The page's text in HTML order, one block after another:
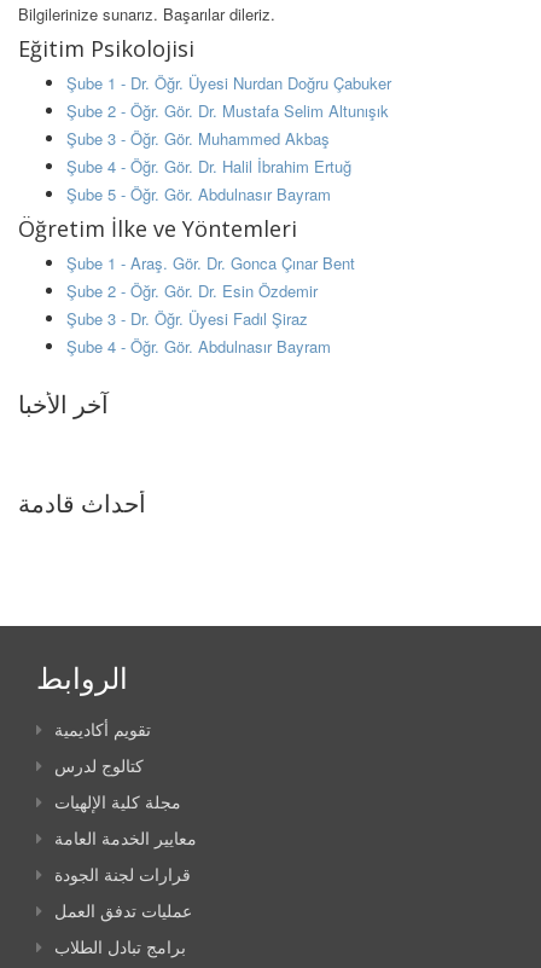
Bilgilerinize sunarız. Başarılar dileriz.
Eğitim Psikolojisi
Şube 1 - Dr. Öğr. Üyesi Nurdan Doğru Çabuker
Şube 2 - Öğr. Gör. Dr. Mustafa Selim Altunışık
Şube 3 - Öğr. Gör. Muhammed Akbaş
Şube 4 - Öğr. Gör. Dr. Halil İbrahim Ertuğ
Şube 5 - Öğr. Gör. Abdulnasır Bayram
Öğretim İlke ve Yöntemleri
Şube 1 - Araş. Gör. Dr. Gonca Çınar Bent
Şube 2 - Öğr. Gör. Dr. Esin Özdemir
Şube 3 - Dr. Öğr. Üyesi Fadıl Şiraz
Şube 4 - Öğr. Gör. Abdulnasır Bayram
آخر الأخبا
أحداث قادمة
الروابط
تقويم أكاديمية
كتالوج لدرس
مجلة كلية الإلهيات
معايير الخدمة العامة
قرارات لجنة الجودة
عمليات تدفق العمل
برامج تبادل الطلاب